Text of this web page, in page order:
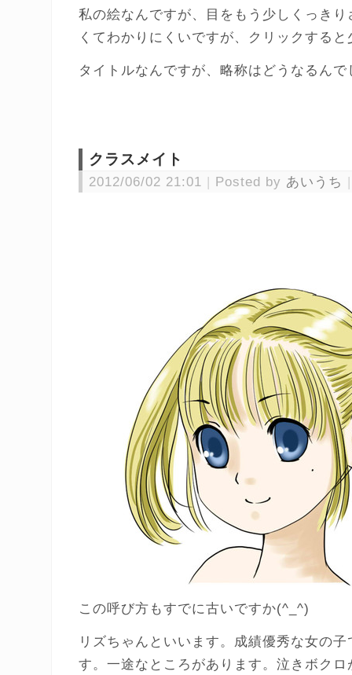
私の絵なんですが、目をもう少しくっき
くてわかりにくいですが、クリックする
タイトルなんですが、略称はどうなるん
クラスメイト
2012/06/02 21:01 Posted by あいうち
この呼び方もすでに古いですか(^_^)
リズちゃんといいます。成績優秀な女の
す。一途なところがあります。泣きボク